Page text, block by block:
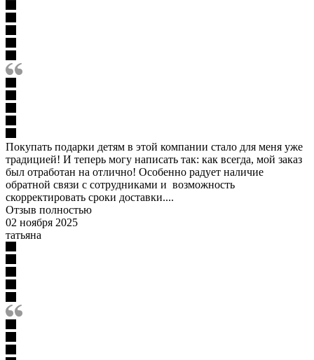
Покупать подарки детям в этой компании стало для меня уже
традицией! И теперь могу написать так: как всегда, мой заказ
был отработан на отлично! Особенно радует наличие
обратной связи с сотрудниками и возможность
скорректировать сроки доставки....
Отзыв полностью
02 ноября 2025
татьяна